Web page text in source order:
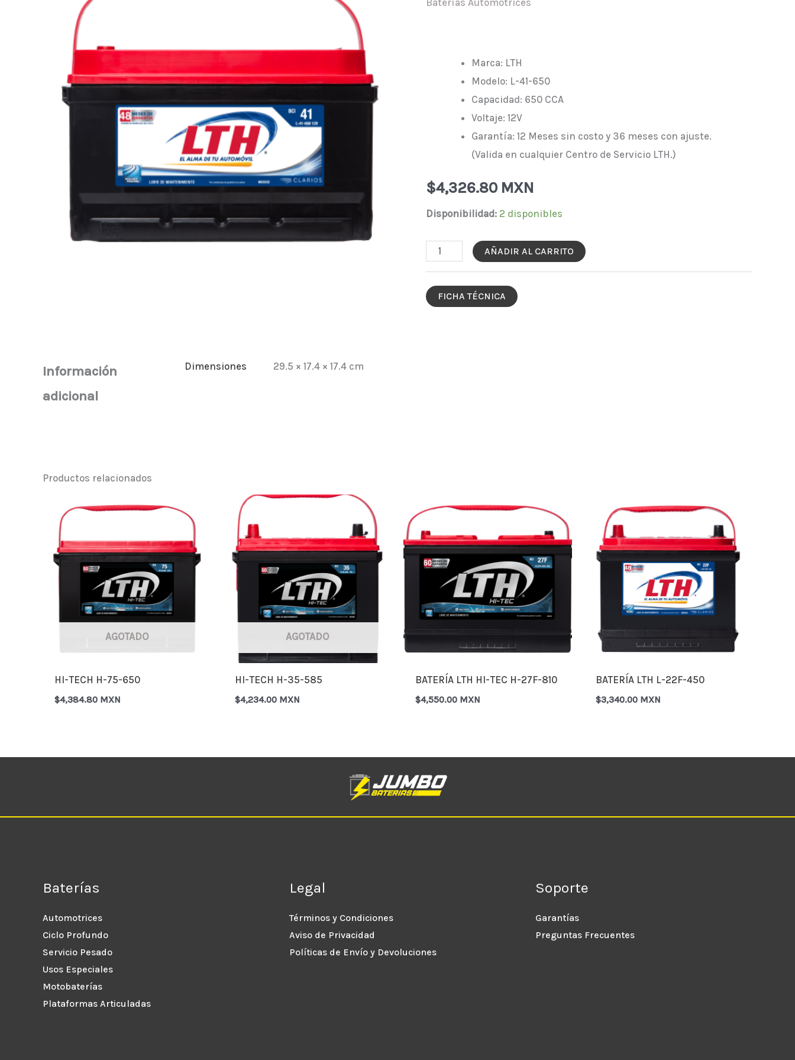
Baterías Automotrices
Marca: LTH
Modelo: L-41-650
Capacidad: 650 CCA
Voltaje: 12V
Garantía: 12 Meses sin costo y 36 meses con ajuste.
(Valida en cualquier Centro de Servicio LTH.)
$4,326.80 MXN
Disponibilidad: 2 disponibles
LTH
41-
650
AÑADIR AL CARRITO
FICHA TÉCNICA
Información
adicional
Dimensiones 29.5 × 17.4 × 17.4 cm
Productos relacionados
AGOTADO
HI-TECH H-75-650
$4,384.80 MXN
AGOTADO
HI-TECH H-35-585
$4,234.00 MXN
BATERÍA LTH HI-TEC H-27F-810
$4,550.00 MXN
BATERÍA LTH L-22F-450
$3,340.00 MXN
Baterías
Automotrices
Ciclo Profundo
Servicio Pesado
Usos Especiales
Motobaterías
Plataformas Articuladas
Legal
Términos y Condiciones
Aviso de Privacidad
Políticas de Envío y Devoluciones
Soporte
Garantías
Preguntas Frecuentes